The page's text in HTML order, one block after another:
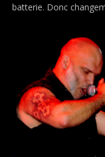
batterie. Donc